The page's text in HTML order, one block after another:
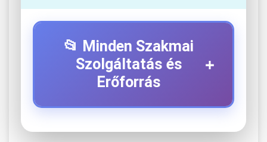
📂 Minden Szakmai
Szolgáltatás és
Erőforrás
+
+